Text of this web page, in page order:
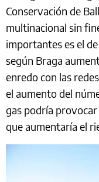
Conservación de
multinacional sin
importantes es el
según Braga
enredo con las
el aumento del
gas podría
que aumentaría el